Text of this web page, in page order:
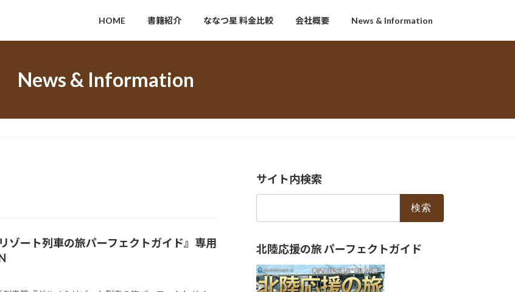
HOME 書籍紹介 ななつ星 料金比較 会社概要 News & Information
News & Information
ゾート列車の旅パーフェクトガイド』専用
サイト内検索
北陸応援の旅 パーフェクトガイド